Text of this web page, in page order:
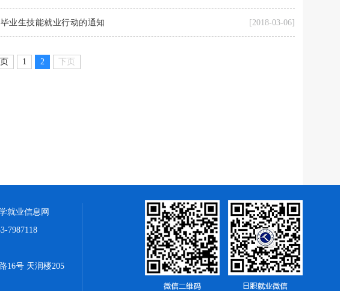
业生技能就业行动的通知 [2018-03-06]
1 2 下页
就业信息网
7987118
16号 天润楼205